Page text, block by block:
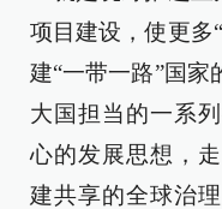
项目建设，使更多
建“一带一路”国家
大国担当的一系
心的发展思想，
建共享的全球治